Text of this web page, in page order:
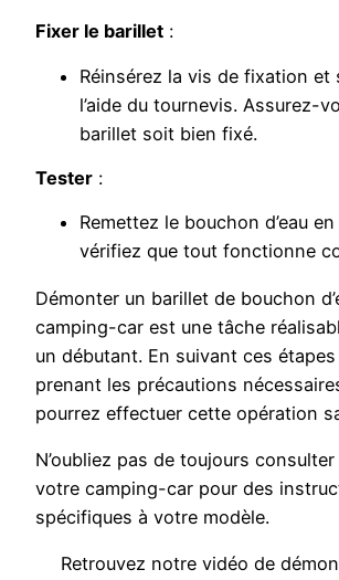
Fixer le barillet :
Réinsérez la vis de fixation et
l’aide du tournevis. Assurez-
barillet soit bien fixé.
Tester :
Remettez le bouchon d’eau
vérifiez que tout fonctionne
Démonter un barillet de bouchon
camping-car est une tâche
un débutant. En suivant ces
prenant les précautions
pourrez effectuer cette opération
N’oubliez pas de toujours
votre camping-car pour des
spécifiques à votre modèle.
Retrouvez notre vidéo de